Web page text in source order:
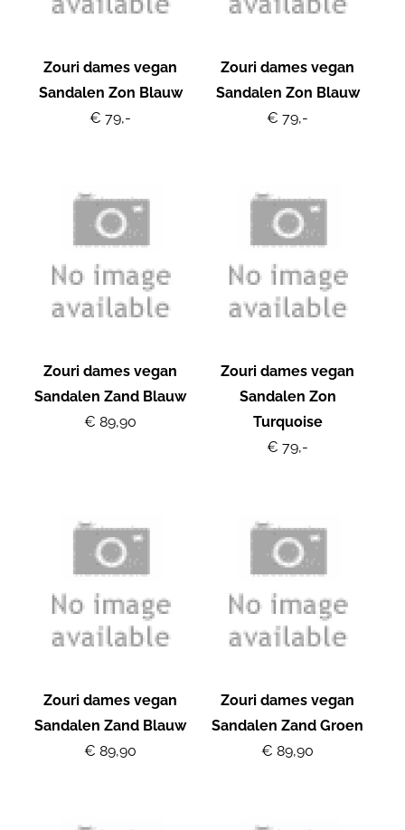
Zouri dames vegan
Sandalen Zon Blauw
€ 79,-
Zouri dames vegan
Sandalen Zon Blauw
€ 79,-
Zouri dames vegan
Sandalen Zand Blauw
€ 89,90
Zouri dames vegan
Sandalen Zon
Turquoise
€ 79,-
Zouri dames vegan
Sandalen Zand Blauw
€ 89,90
Zouri dames vegan
Sandalen Zand Groen
€ 89,90